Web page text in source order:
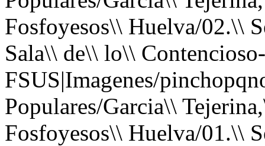
Fosfoyesos\\ Huelva/02.\\
Sala\\ de\\ lo\\
FSUS|Imagenes/
Populares/Garcia\\
Fosfoyesos\\ Huelva/01.\\